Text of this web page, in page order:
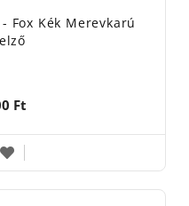
Fox Kék Merevkarú
Ft